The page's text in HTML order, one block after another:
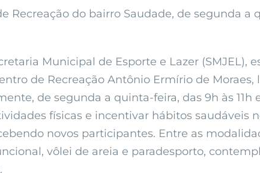
Recreação do bairro Saudade, de segunda a
Municipal de Esporte e Lazer (SMJEL),
de Recreação Antônio Ermírio de Moraes,
de segunda a quinta-feira, das 9h às 11h
físicas e incentivar hábitos saudáveis
novos participantes. Entre as
vôlei de areia e paradesporto,